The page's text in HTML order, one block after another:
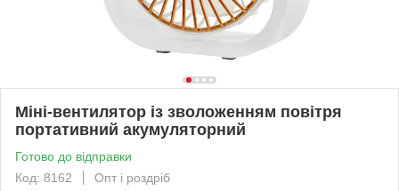
Міні-вентилятор із зволоженням повітря
портативний акумуляторний
Готово до відправки
Код: 8162
Опт і роздріб